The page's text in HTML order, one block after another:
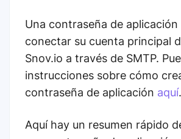
Una contraseña de
conectar su cuenta principal
Snov.io a través de SMTP.
instrucciones sobre cómo
contraseña de aplicación aquí.
Aquí hay un resumen rápido